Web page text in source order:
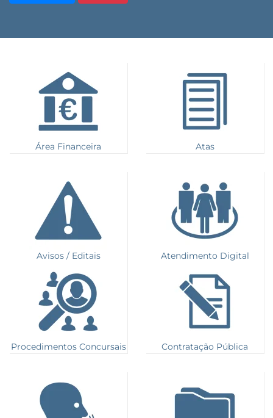
Área Financeira Atas
Avisos / Editais Atendimento Digital
Procedimentos Concursais Contratação Pública